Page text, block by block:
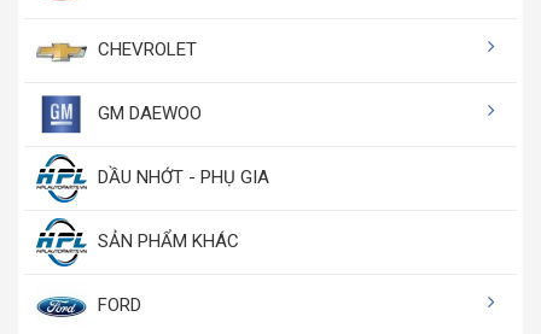
CHEVROLET
GM DAEWOO
DẦU NHỚT - PHỤ GIA
SẢN PHẨM KHÁC
FORD